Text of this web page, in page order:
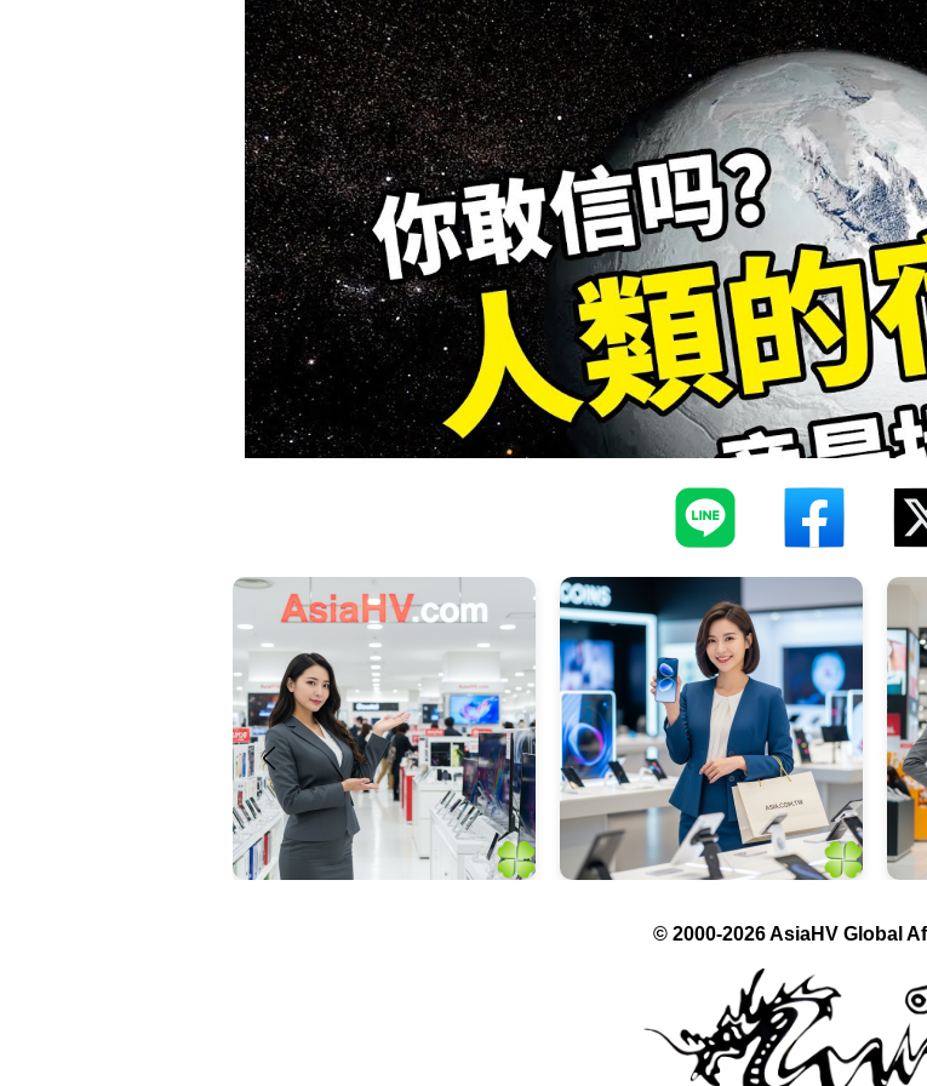
© 2000-2026 AsiaHV Global